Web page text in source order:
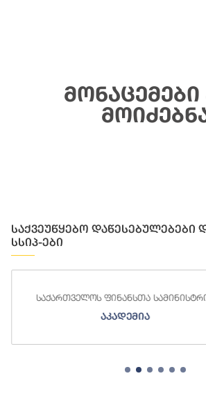
მონაცემები
საქვეუწყებო დაწესებულებები
სსიპ-ები
საქართველოს ფინანსთა
აკადემია